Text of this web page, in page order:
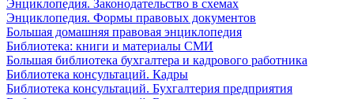
Энциклопедия. Законодательство в схемах
Энциклопедия. Формы правовых документов
Большая домашняя правовая энциклопедия
Библиотека: книги и материалы СМИ
Большая библиотека бухгалтера и кадрового работника
Библиотека консультаций. Кадры
Библиотека консультаций. Бухгалтерия предприятия